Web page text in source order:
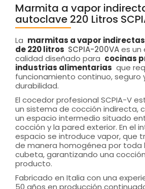
Marmita a vapor
autoclave 220 Litros
La marmitas a vapor
de 220 litros SCPIA-200VAes un
calidad diseñado para cocinas
industrias alimentarias que
funcionamiento continuo, seguro
durabilidad.
El cocedor profesional SCPIA-V
un sistema de cocción indirecta,
un espacio intermedio situado
cocción y la pared exterior. En el
espacio se introduce vapor, que
de manera homogénea por toda
cubeta, garantizando una
producto.
Fabricado en Italia con una
50 años en producción